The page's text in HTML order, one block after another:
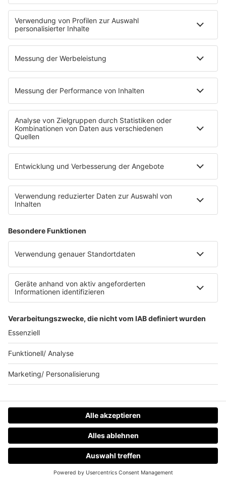
HOME RADIOS MENÜ
neuen Song zu hören sein, gemeinsam mit 50 Cent und
Eminem. Wie ist der Track entstanden?
mehr lesen
Vanilla Ice: Was läuft da?
Robert Van Winkle war mal der Mann mit dem globalen
90s-Megahit. Heute sieht die Karriere von Vanilla Ice
deutlich anders aus.